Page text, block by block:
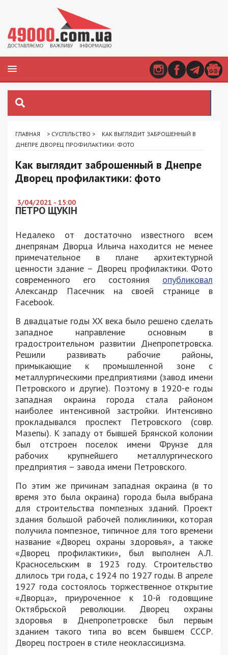
ГЛАВНАЯ > СУСПІЛЬСТВО >
КАК ВЫГЛЯДИТ ЗАБРОШЕННЫЙ В
ДНЕПРЕ ДВОРЕЦ ПРОФИЛАКТИКИ: ФОТО
Как выглядит заброшенный в Днепре
Дворец профилактики: фото
3/04/2021 - 15:00
ПЕТРО ЩУКІН
Недалеко от достаточно известного всем
днепрянам Дворца Ильича находится не менее
примечательное в плане архитектурной
ценности здание – Дворец профилактики. Фото
современного его состояния опубликовал
Александр Пасечник на своей странице в
Facebook.
В двадцатые годы XX века было решено сделать
западное направление основным в
градостроительном развитии Днепропетровска.
Решили развивать рабочие районы,
примыкающие к промышленной зоне с
металлургическими предприятиями (завод имени
Петровского и другие). Поэтому в 1920-е годы
западная окраина города стала районом
наиболее интенсивной застройки. Интенсивно
прокладывался проспект Петровского (совр.
Мазепы). К западу от бывшей Брянской колонии
был отстроен поселок имени Фрунзе для
рабочих крупнейшего металлургического
предприятия – завода имени Петровского.
По этим же причинам западная окраина (в то
время это была окраина) города была выбрана
для строительства помпезных зданий. Проект
здания большой рабочей поликлиники, которая
получила помпезное, типичное для того времени
название «Дворец охраны здоровья», а также
«Дворец профилактики», был выполнен А.Л.
Красносельским в 1923 году. Строительство
длилось три года, с 1924 по 1927 годы. В апреле
1927 года состоялось торжественное открытие
«Дворца», приуроченное к 10-й годовщине
Октябрьской революции. Дворец охраны
здоровья в Днепропетровске был первым
зданием такого типа во всем бывшем СССР.
Дворец построен в стиле неоклассицизма.